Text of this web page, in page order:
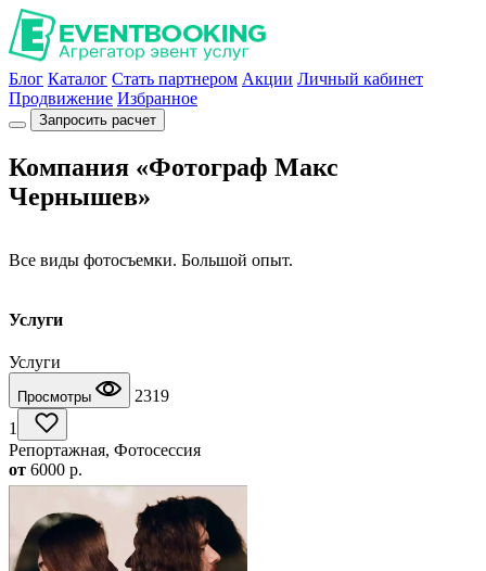
Блог Каталог Стать партнером Акции Личный кабинет
Продвижение Избранное
Запросить расчет
Компания «Фотограф Макс
Чернышев»
Все виды фотосъемки. Большой опыт.
Услуги
Услуги
Просмотры
2319
1
Репортажная, Фотосессия
от 6000 p.